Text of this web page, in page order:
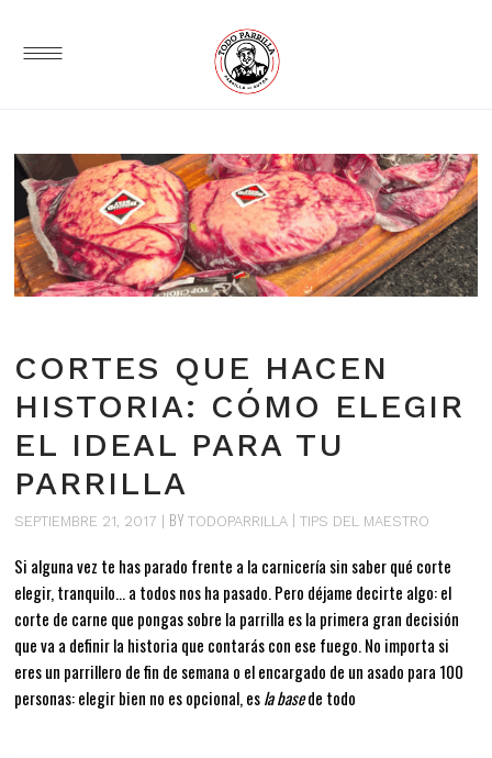
CORTES QUE HACEN
HISTORIA: CÓMO ELEGIR
EL IDEAL PARA TU
PARRILLA
SEPTIEMBRE 21, 2017 BYTODOPARRILLA TIPS DEL MAESTRO
Si alguna vez te has parado frente a la carnicería sin saber qué corte
elegir, tranquilo… a todos nos ha pasado. Pero déjame decirte algo: el
corte de carne que pongas sobre la parrilla es la primera gran decisión
que va a definir la historia que contarás con ese fuego. No importa si
eres un parrillero de fin de semana o el encargado de un asado para 100
personas: elegir bien no es opcional, esla basede todo